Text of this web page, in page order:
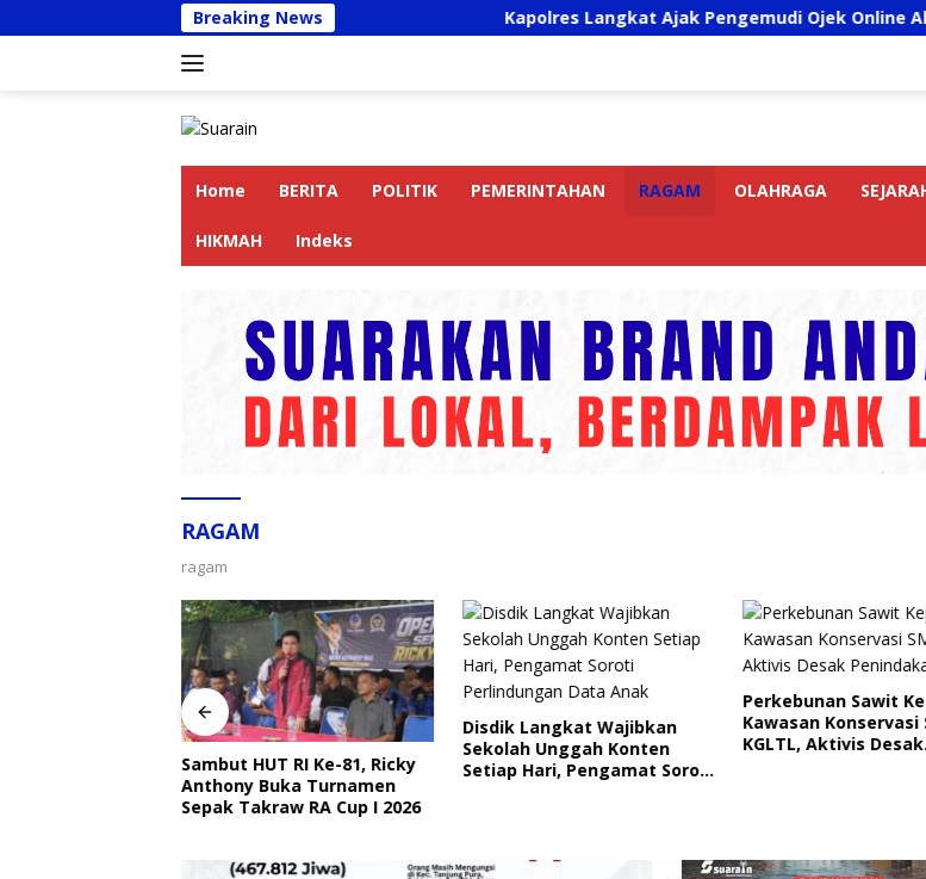
ke
Breaking News Kapolres Langkat Ajak Pengemudi Ojek Online Aktif Jaga
Home BERITA POLITIK PEMERINTAHAN RAGAM OLAHRAGA
HIKMAH Indeks
RAGAM
ragam
Sambut HUT RI Ke-81, Ricky
Anthony Buka Turnamen
Sepak Takraw RA Cup I 2026
Disdik Langkat Wajibkan
Sekolah Unggah Konten
Setiap Hari, Pengamat Soroti
Perkebunan Sawit
Kawasan Konservasi
KGLTL, Aktivis Desak